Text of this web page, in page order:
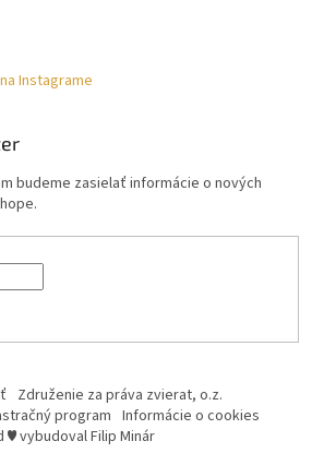
Instagrame
budeme zasielať informácie o nových
Združenie za práva zvierat, o.z.
program Informácie o cookies
♥ vybudoval Filip Minár